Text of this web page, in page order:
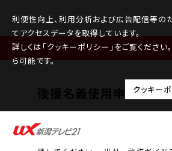
利便性向上、利用分析および広告配信等の
てアクセスデータを取得しています。
詳しくは「クッキーポリシー」をご覧ください
ら可能です。
クッキー
後援名義使用申請につ
新潟テレビ21に後援名義の使用を依
以下の申請方法および注意事項を確